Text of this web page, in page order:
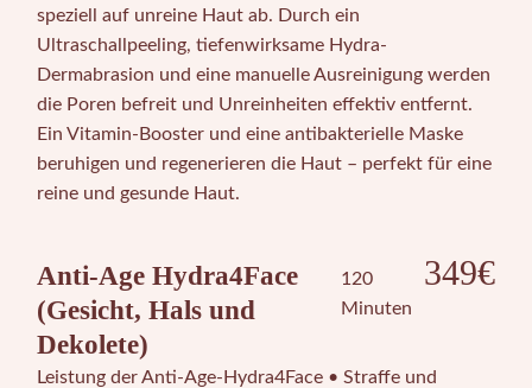
speziell auf unreine Haut ab. Durch ein
Ultraschallpeeling, tiefenwirksame Hydra-
Dermabrasion und eine manuelle Ausreinigung werden
die Poren befreit und Unreinheiten effektiv entfernt.
Ein Vitamin-Booster und eine antibakterielle Maske
beruhigen und regenerieren die Haut – perfekt für eine
reine und gesunde Haut.
Anti-Age Hydra4Face
(Gesicht, Hals und
Dekolete)
120
Minuten
349€
Leistung der Anti-Age-Hydra4Face • Straffe und